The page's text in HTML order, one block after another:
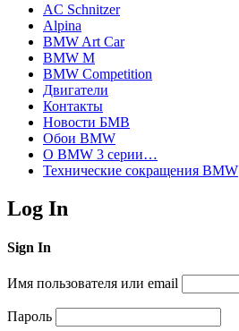
AC Schnitzer
Alpina
BMW Art Car
BMW M
BMW Competition
Двигатели
Контакты
Новости БМВ
Обои BMW
О BMW 3 серии…
Технические сокращения BMW
Log In
Sign In
Имя пользователя или email
Пароль